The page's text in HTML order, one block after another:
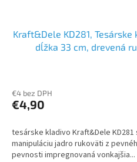
Kraft&Dele KD281,
dĺžka 33 cm, drevená
€4 bez DPH
€4,90
tesárske kladivo Kraft&Dele
manipuláciu jadro rukoväti z
pevnosti impregnovaná vonkajšia...